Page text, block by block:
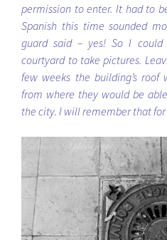
permission to enter. It had to
Spanish this time sounded
guard said – yes! So I
courtyard to take pictures.
few weeks the building’s
from where they would be
the city. I will remember that